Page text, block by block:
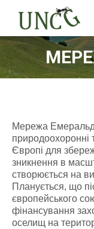
Мережа
природоохоронні
Європі для
зникнення в
створюється на
Планується, що
європейського
фінансування
оселищ на